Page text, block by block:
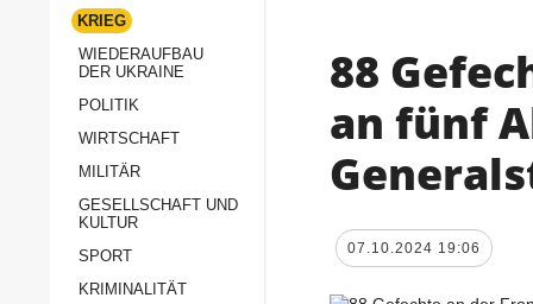
ALLE RUBRIKEN
Wiederaufbau der
Politik
Militär
KRIEG
WIEDERAUFBAU
DER UKRAINE
POLITIK
WIRTSCHAFT
MILITÄR
GESELLSCHAFT UND
KULTUR
SPORT
KRIMINALITÄT
88
an fünf
07.10.2024 19:06